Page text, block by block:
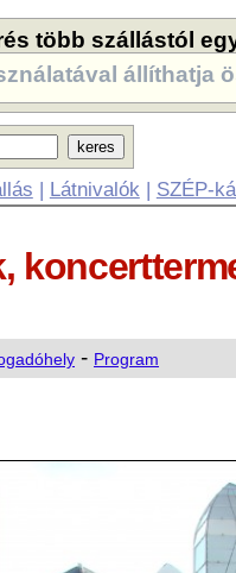
több szállástól
állíthatja
| Látnivalók | SZÉP-
- Program